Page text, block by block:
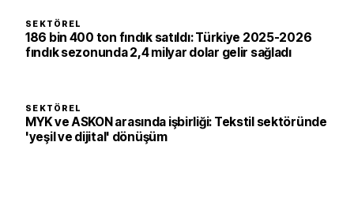
SEKTÖREL
186 bin 400 ton fındık satıldı: Türkiye 2025-2026
fındık sezonunda 2,4 milyar dolar gelir sağladı
SEKTÖREL
MYK ve ASKON arasında işbirliği: Tekstil sektöründe
'yeşil ve dijital' dönüşüm